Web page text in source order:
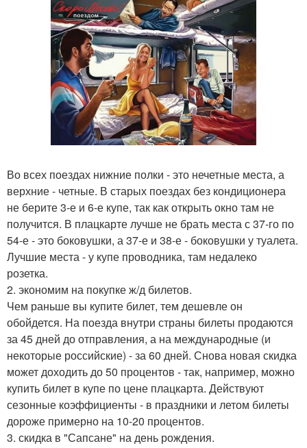
Во всех поездах нижние полки - это нечетные места, а
верхние - четные. В старых поездах без кондиционера
не берите 3-е и 6-е купе, так как открыть окно там не
получится. В плацкарте лучше не брать места с 37-го по
54-е - это боковушки, а 37-е и 38-е - боковушки у туалета.
Лучшие места - у купе проводника, там недалеко
розетка.
2. экономим на покупке ж/д билетов.
Чем раньше вы купите билет, тем дешевле он
обойдется. На поезда внутри страны билеты продаются
за 45 дней до отправления, а на международные (и
некоторые российские) - за 60 дней. Снова новая скидка
может доходить до 50 процентов - так, например, можно
купить билет в купе по цене плацкарта. Действуют
сезонные коэффициенты - в праздники и летом билеты
дороже примерно на 10-20 процентов.
3. скидка в "Сапсане" на день рождения.